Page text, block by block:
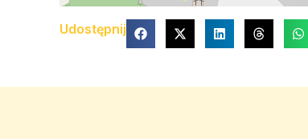
Udostępnij